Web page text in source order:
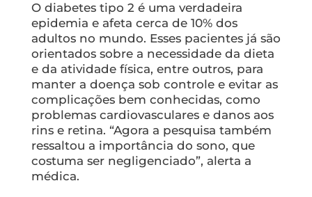
O diabetes tipo 2 é uma verdadeira
epidemia e afeta cerca de 10% dos
adultos no mundo. Esses pacientes já são
orientados sobre a necessidade da dieta
e da atividade física, entre outros, para
manter a doença sob controle e evitar as
complicações bem conhecidas, como
problemas cardiovasculares e danos aos
rins e retina. “Agora a pesquisa também
ressaltou a importância do sono, que
costuma ser negligenciado”, alerta a
médica.